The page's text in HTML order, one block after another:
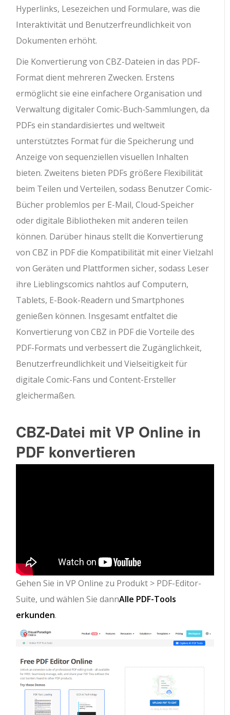
Hyperlinks, Lesezeichen und Formulare, was die
Interaktivität und Benutzerfreundlichkeit von
Dokumenten erhöht.
Die Konvertierung von CBZ-Dateien in das PDF-
Format dient mehreren Zwecken. Erstens
ermöglicht sie eine einfachere Organisation und
Verwaltung digitaler Comic-Buch-Sammlungen, da
PDFs ein standardisiertes und weltweit
unterstütztes Format für die Speicherung und
Anzeige von sequenziellen visuellen Inhalten
bieten. Zweitens bieten PDFs größere Flexibilität
beim Teilen und Verteilen, sodass Benutzer Comic-
Bücher problemlos per E-Mail, Cloud-Speicher
oder digitale Bibliotheken mit anderen teilen
können. Darüber hinaus stellt die Konvertierung
von CBZ in PDF die Kompatibilität mit einer Vielzahl
von Geräten und Plattformen sicher, sodass Leser
ihre Lieblingscomics nahtlos auf Computern,
Tablets, E-Book-Readern und Smartphones
genießen können. Insgesamt entfaltet die
Konvertierung von CBZ in PDF die Vorteile des
PDF-Formats und verbessert die Zugänglichkeit,
Benutzerfreundlichkeit und Vielseitigkeit für
digitale Comic-Fans und Content-Ersteller
gleichermaßen.
CBZ-Datei mit VP Online in
PDF konvertieren
Gehen Sie in VP Online zu Produkt > PDF-Editor-
Suite, und wählen Sie dannAlle PDF-Tools
erkunden.